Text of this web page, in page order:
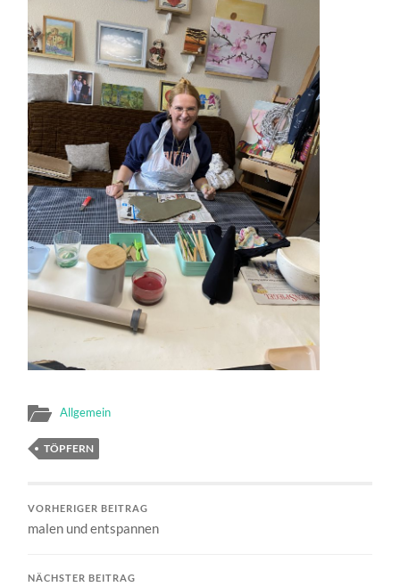
Allgemein
TÖPFERN
VORHERIGER BEITRAG
malen und entspannen
NÄCHSTER BEITRAG